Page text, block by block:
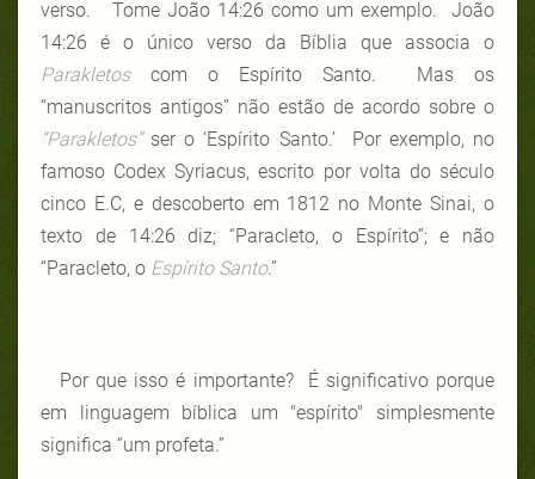
verso. Tome João 14:26 como um exemplo. João
14:26 é o único verso da Bíblia que associa o
Parakletoscom o Espírito Santo. Mas os
“manuscritos antigos” não estão de acordo sobre o
“Parakletos”ser o ‘Espírito Santo.’ Por exemplo, no
famoso Codex Syriacus, escrito por volta do século
cinco E.C, e descoberto em 1812 no Monte Sinai, o
texto de 14:26 diz; “Paracleto, o Espírito”; e não
“Paracleto, o Espírito Santo.”
Por que isso é importante? É significativo porque
em linguagem bíblica um "espírito" simplesmente
significa “um profeta.”